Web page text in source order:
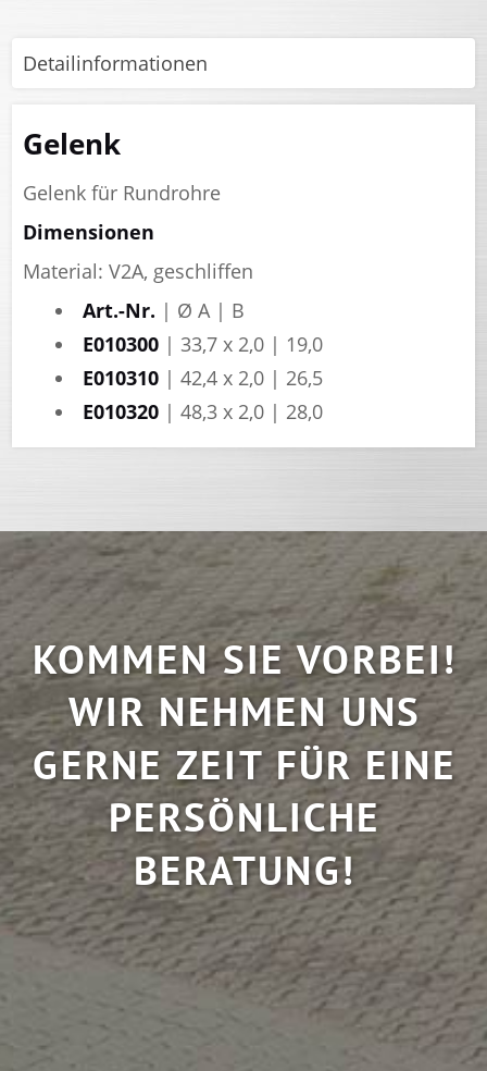
Detailinformationen
Gelenk
Gelenk für Rundrohre
Dimensionen
Material: V2A, geschliffen
Art.-Nr. | Ø A | B
E010300| 33,7 x 2,0 | 19,0
E010310| 42,4 x 2,0 | 26,5
E010320| 48,3 x 2,0 | 28,0
KOMMEN SIE VORBEI!
WIR NEHMEN UNS
GERNE ZEIT FÜR EINE
PERSÖNLICHE
BERATUNG!